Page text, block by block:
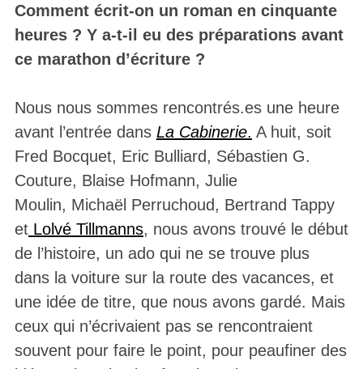
Comment écrit-on un roman en cinquante
heures ? Y a-t-il eu des préparations avant
ce marathon d’écriture ?
Nous nous sommes rencontrés.es une heure
avant l’entrée dans La Cabinerie. A huit, soit
Fred Bocquet, Eric Bulliard, Sébastien G.
Couture, Blaise Hofmann, Julie
Moulin, Michaël Perruchoud, Bertrand Tappy
etLolvé Tillmanns, nous avons trouvé le début
de l’histoire, un ado qui ne se trouve plus
dans la voiture sur la route des vacances, et
une idée de titre, que nous avons gardé. Mais
ceux qui n’écrivaient pas se rencontraient
souvent pour faire le point, pour peaufiner des